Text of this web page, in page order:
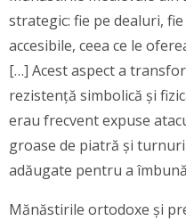
strategic: fie pe dealuri,
accesibile, ceea ce le
[…] Acest aspect a
rezistență simbolică și
erau frecvent expuse
groase de piatră și
adăugate pentru a
Mănăstirile ortodoxe și